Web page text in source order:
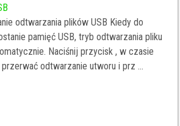
odtwarzania plików USB Kiedy do
pamięć USB, tryb odtwarzania pliku
Naciśnij przycisk , w czasie
przerwać odtwarzanie utworu i prz ...